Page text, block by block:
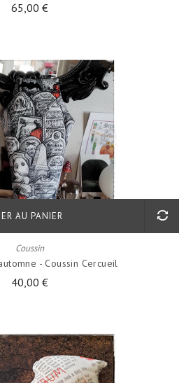
65,00 €
Coussin
- Coussin Cercueil
40,00 €
AU PANIER